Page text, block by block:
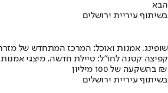
הבא
בשיתוף עיריית ירושלים
שופינג, אמנות ואוכל: המרכז המתחדש של
קפיצה קטנה לחו"ל: טיילת חדשה, מיצגי
בהשקעה של 100 מיליון ₪
בשיתוף עיריית ירושלים